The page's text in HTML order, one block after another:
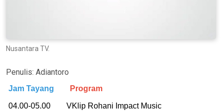
Nusantara TV.
Penulis: Adiantoro
Jam Tayang Program
04.00-05.00 VKlip Rohani Impact Music